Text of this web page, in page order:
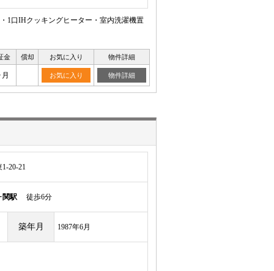
IHクッキングヒーター・室内洗濯機置
金 償却 お気に入り 物件詳細
お気に入り 物件詳細
20-21
関駅 徒歩6分
築年月 1987年6月